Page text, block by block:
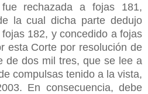
rechazada a fojas 181,
la cual dicha parte dedujo
182, y concedido a fojas
esta Corte por resolución de
de dos mil tres, que se lee a
compulsas tenido a la vista,
En consecuencia, debe